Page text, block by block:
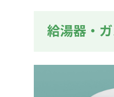
給湯器・